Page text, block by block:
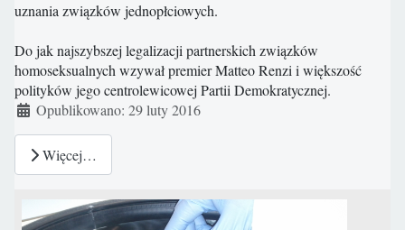
uznania związków jednopłciowych.
Do jak najszybszej legalizacji partnerskich związków
homoseksualnych wzywał premier Matteo Renzi i większość
polityków jego centrolewicowej Partii Demokratycznej.
Szczegóły
Opublikowano: 29 luty 2016
Więcej…